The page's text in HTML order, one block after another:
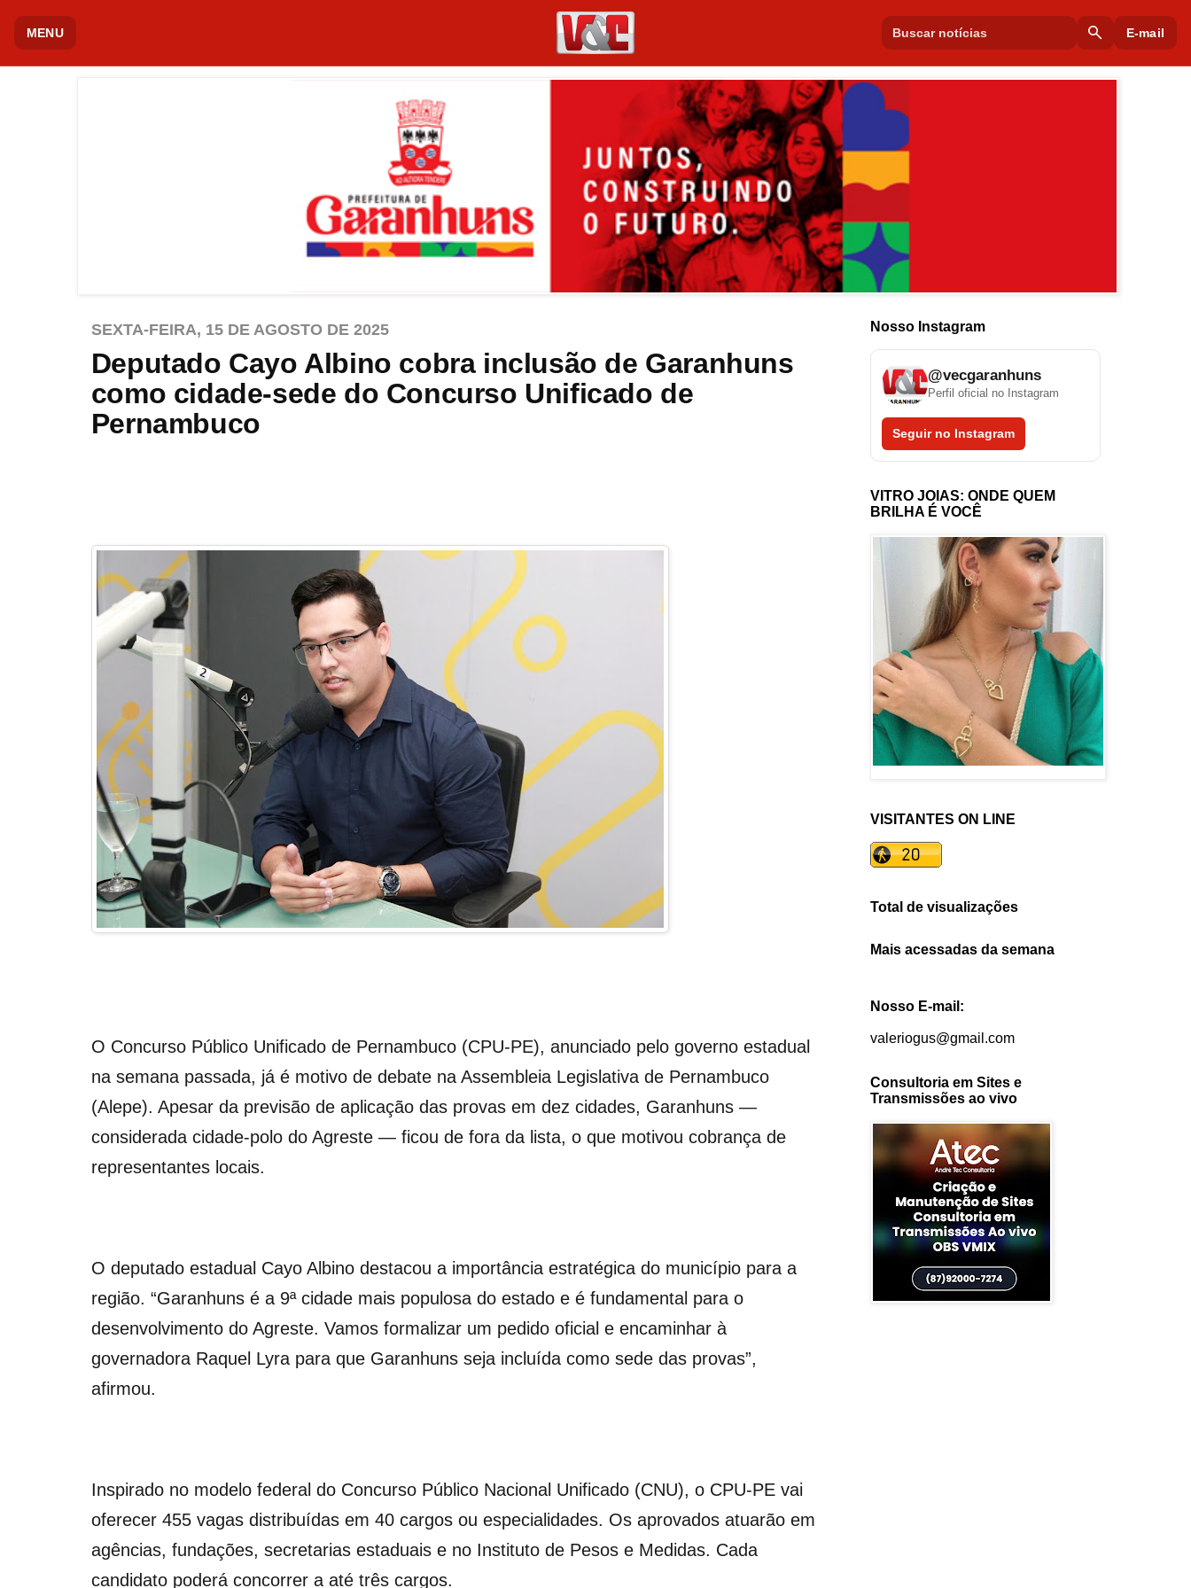
MENU search E-mail
SEXTA-FEIRA, 15 DE AGOSTO DE 2025
Deputado Cayo Albino cobra inclusão de Garanhuns
como cidade-sede do Concurso Unificado de
Pernambuco
O Concurso Público Unificado de Pernambuco (CPU-PE), anunciado pelo governo estadual
na semana passada, já é motivo de debate na Assembleia Legislativa de Pernambuco
(Alepe). Apesar da previsão de aplicação das provas em dez cidades, Garanhuns —
considerada cidade-polo do Agreste — ficou de fora da lista, o que motivou cobrança de
representantes locais.
O deputado estadual Cayo Albino destacou a importância estratégica do município para a
região. “Garanhuns é a 9ª cidade mais populosa do estado e é fundamental para o
desenvolvimento do Agreste. Vamos formalizar um pedido oficial e encaminhar à
governadora Raquel Lyra para que Garanhuns seja incluída como sede das provas”,
afirmou.
Inspirado no modelo federal do Concurso Público Nacional Unificado (CNU), o CPU-PE vai
oferecer 455 vagas distribuídas em 40 cargos ou especialidades. Os aprovados atuarão em
agências, fundações, secretarias estaduais e no Instituto de Pesos e Medidas. Cada
candidato poderá concorrer a até três cargos.
Nosso Instagram
@vecgaranhuns
Perfil oficial no Instagram
Seguir no Instagram
VITRO JOIAS: ONDE QUEM
BRILHA É VOCÊ
VISITANTES ON LINE
Total de visualizações
Mais acessadas da semana
Nosso E-mail:
valeriogus@gmail.com
Consultoria em Sites e
Transmissões ao vivo